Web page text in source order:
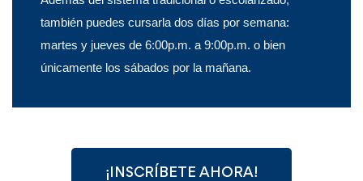
también puedes cursarla dos días por semana:
martes y jueves de 6:00p.m. a 9:00p.m. o bien
únicamente los sábados por la mañana.
¡INSCRÍBETE AHORA!